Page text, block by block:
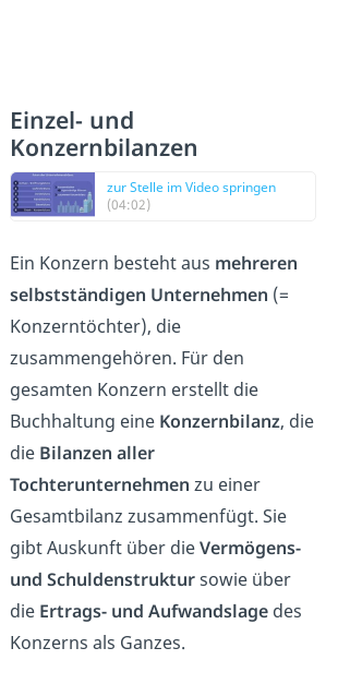
Einzel- und
Konzernbilanzen
zur Stelle im Video springen
(04:02)
Ein Konzern besteht aus mehreren
selbstständigen Unternehmen (=
Konzerntöchter), die
zusammengehören. Für den
gesamten Konzern erstellt die
Buchhaltung eine Konzernbilanz, die
die Bilanzen aller
Tochterunternehmen zu einer
Gesamtbilanz zusammenfügt. Sie
gibtAuskunft über dieVermögens-
und Schuldenstruktursowie über
die Ertrags- und Aufwandslage des
Konzerns als Ganzes.